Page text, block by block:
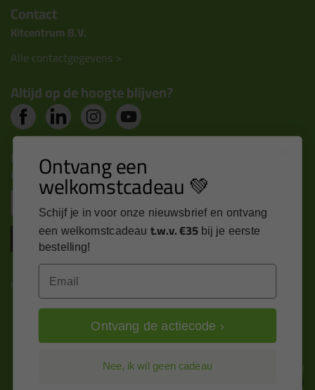
Contact
Kitcentrum B.V.
Alle contactgegevens >
Altijd op de hoogte blijven?
Nieuws, tips en exclusieve deals rechtstreeks in je
inbox
Inschrijven
Kitcentrum is trots op:
Alle prijzen zijn in EURO en excl. 21% BTW
wijzig naar incl. BTW
Ontvang een
welkomstcadeau 💚
Schijf je in voor onze nieuwsbrief en ontvang
een welkomstcadeau t.w.v. €35 bij je eerste
bestelling!
Email
Ontvang de actiecode ›
Nee, ik wil geen cadeau